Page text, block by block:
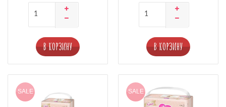
В КОРЗИНУ В КОРЗИНУ
SALE SALE